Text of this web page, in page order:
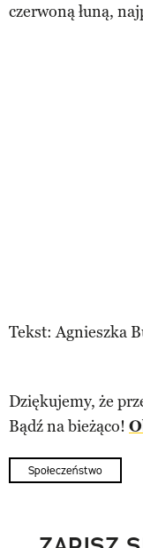
czerwoną łuną,
Tekst: Agnieszka
Dziękujemy, że
Bądź na bieżąco!
Społeczeństwo